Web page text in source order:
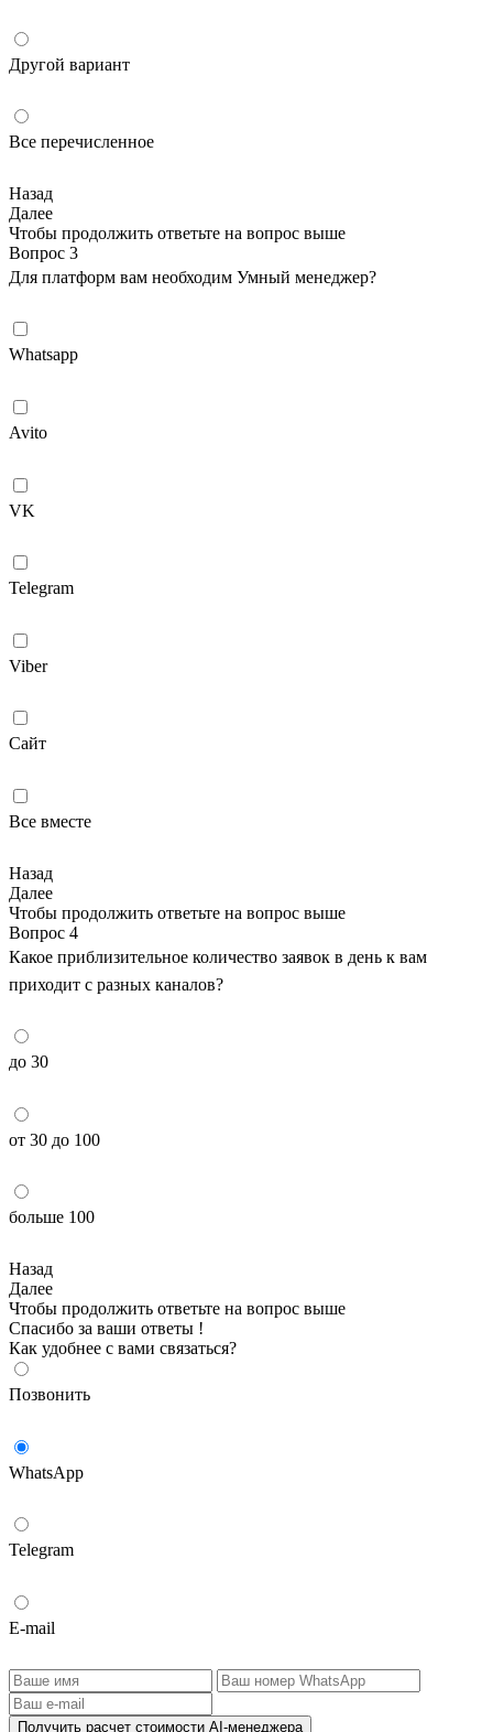
Другой вариант
Все перечисленное
Назад
Далее
Чтобы продолжить ответьте на вопрос выше
Вопрос 3
Для платформ вам необходим Умный менеджер?
Whatsapp
Avito
VK
Telegram
Viber
Сайт
Все вместе
Назад
Далее
Чтобы продолжить ответьте на вопрос выше
Вопрос 4
Какое приблизительное количество заявок в день к вам
приходит с разных каналов?
до 30
от 30 до 100
больше 100
Назад
Далее
Чтобы продолжить ответьте на вопрос выше
Спасибо за ваши ответы !
Как удобнее с вами связаться?
Позвонить
WhatsApp
Telegram
E-mail
Получить расчет стоимости AI-менеджера